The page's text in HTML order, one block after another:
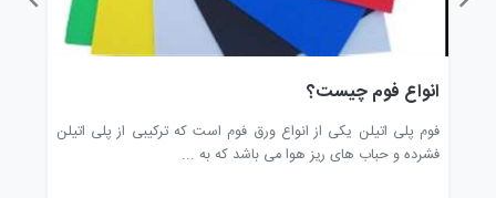
انواع فوم چیست؟
فوم پلی اتیلن یکی از انواع ورق فوم است که ترکیبی از پلی اتیلن
فشرده و حباب های ریز هوا می باشد که به ...